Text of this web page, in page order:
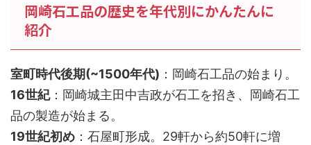
岡崎石工品の歴史を年代別にかんたんに
紹介
室町時代後期(~1500年代) ：岡崎石工品の始まり。
16世紀：岡崎城主田中吉政が石工を招き、岡崎石工
品の製造が始まる。
19世紀初め ：石屋町形成。29軒から約50軒に増